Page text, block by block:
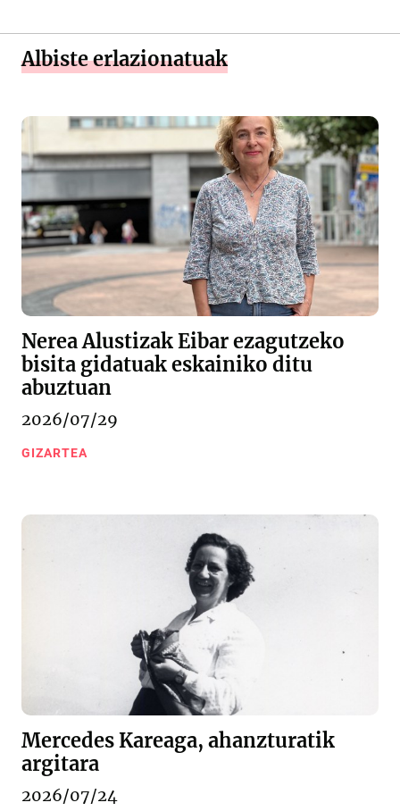
Albiste erlazionatuak
Nerea Alustizak Eibar ezagutzeko
bisita gidatuak eskainiko ditu
abuztuan
2026/07/29
GIZARTEA
Mercedes Kareaga, ahanzturatik
argitara
2026/07/24